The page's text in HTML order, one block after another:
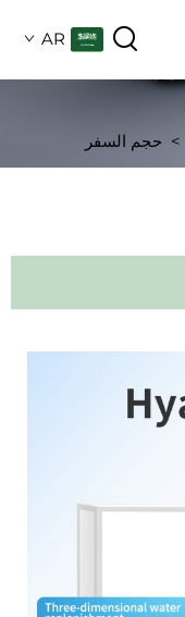
AR
> حجم السفر